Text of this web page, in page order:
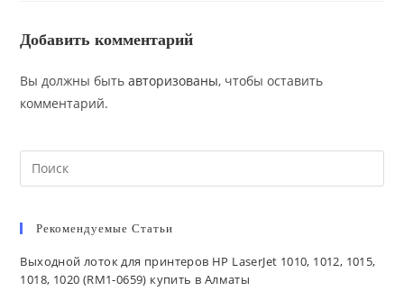
Добавить комментарий
Вы должны бытьавторизованы, чтобы оставить
комментарий.
Рекомендуемые Статьи
Выходной лоток для принтеров HP LaserJet 1010, 1012, 1015,
1018, 1020 (RM1-0659) купить в Алматы